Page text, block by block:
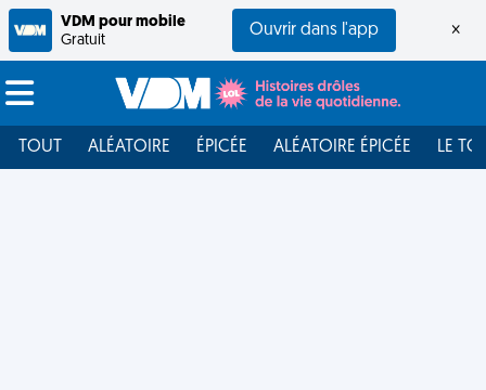
VDM pour mobile
Gratuit
Ouvrir dans l'app ×
TOUT ALÉATOIRE ÉPICÉE ALÉATOIRE ÉPICÉE LE